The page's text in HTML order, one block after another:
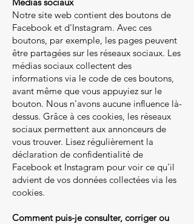
Notre site web contient des boutons de
Facebook et d'Instagram. Avec ces
boutons, par exemple, les pages peuvent
être partagées sur les réseaux sociaux. Les
médias sociaux collectent des
informations via le code de ces boutons,
avant même que vous appuyiez sur le
bouton. Nous n'avons aucune influence là-
dessus. Grâce à ces cookies, les réseaux
sociaux permettent aux annonceurs de
vous trouver. Lisez régulièrement la
déclaration de confidentialité de
Facebook et Instagram pour voir ce qu'il
advient de vos données collectées via les
cookies.
Comment puis-je consulter, corriger ou